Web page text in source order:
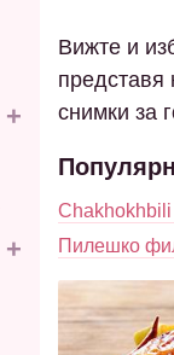
+
+
Вижте и
представя
снимки за
Chakhokhbili
Пилешко